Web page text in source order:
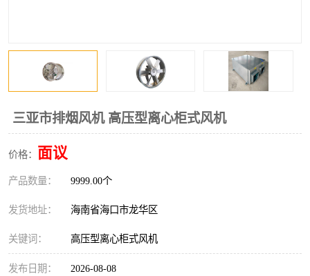
三亚市排烟风机 高压型离心柜式风机
价格： 面议
产品数量： 9999.00个
发货地址： 海南省海口市龙华区
关键词： 高压型离心柜式风机
发布日期： 2026-08-08
不锈钢烟罩
排烟风机 百叶风口
油烟净化器